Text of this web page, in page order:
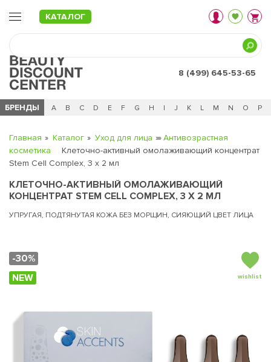
КАТАЛОГ
8 (499) 645-53-65
БРЕНДЫ
Ч 0 - 9 A B C D E F G H I J K L M N O P
Главная Каталог Уход для лица
Антивозрастная
косметика
Клеточно-активный омолаживающий концентрат
Stem Cell Complex, 3 x 2 мл
КЛЕТОЧНО-АКТИВНЫЙ ОМОЛАЖИВАЮЩИЙ
КОНЦЕНТРАТ STEM CELL COMPLEX, 3 X 2 МЛ
УПРУГАЯ, ПОДТЯНУТАЯ КОЖА БЕЗ МОРЩИН, СИЯЮЩИЙ ЦВЕТ ЛИЦА
-30%
NEW
wishlist